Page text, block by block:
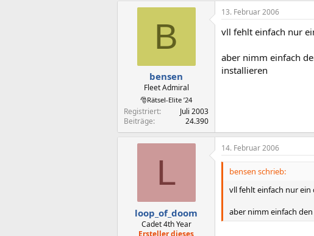
B
bensen
Fleet Admiral
🎅Rätsel-Elite ’24
Registriert
Juli 2003
Beiträge
24.390
13. Februar 2006
vll fehlt einfach nur
aber nimm einfach
installieren
L
loop_of_doom
Cadet 4th Year
Ersteller dieses
14. Februar 2006
bensen schrieb:
vll fehlt einfach nur
aber nimm einfach